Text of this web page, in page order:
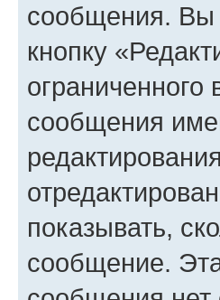
сообщения. Вы
кнопку
сообщения
показывать,
сообщение.